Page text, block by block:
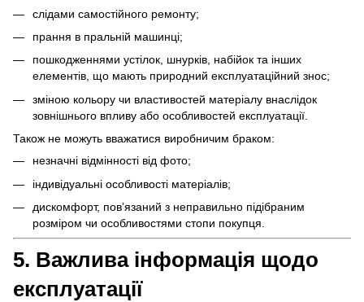
слідами самостійного ремонту;
прання в пральній машинці;
пошкодженнями устілок, шнурків, набійок та інших
елементів, що мають природний експлуатаційний знос;
зміною кольору чи властивостей матеріалу внаслідок
зовнішнього впливу або особливостей експлуатації.
Також не можуть вважатися виробничим браком:
незначні відмінності від фото;
індивідуальні особливості матеріалів;
дискомфорт, пов’язаний з неправильно підібраним
розміром чи особливостями стопи покупця.
5. Важлива інформація щодо
експлуатації